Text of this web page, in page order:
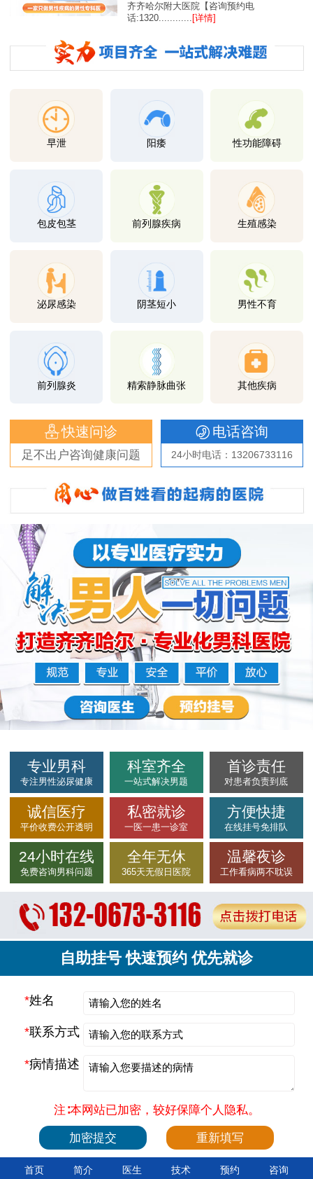
齐齐哈尔附大医院【咨询预约电
话:1320............
[详情]
早泄 阳痿 性功能障碍
包皮包茎 前列腺疾病 生殖感染
泌尿感染 阴茎短小 男性不育
前列腺炎 精索静脉曲张 其他疾病
快速问诊
足不出户咨询健康问题
电话咨询
24小时电话：13206733116
专业男科
专注男性泌尿健康
科室齐全
一站式解决男题
首诊责任
对患者负责到底
诚信医疗
平价收费公开透明
私密就诊
一医一患一诊室
方便快捷
在线挂号免排队
24小时在线
免费咨询男科问题
全年无休
365天无假日医院
温馨夜诊
工作看病两不耽误
自助挂号 快速预约 优先就诊
*姓名
*联系方式
*病情描述
注∶本网站已加密，较好保障个人隐私。
首页 简介 医生 技术 预约 咨询